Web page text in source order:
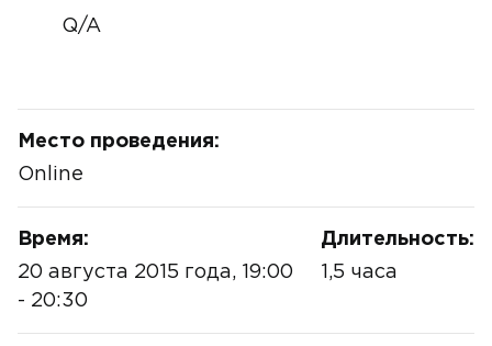
Q/A
Место проведения:
Online
Время:
20 августа 2015 года, 19:00
- 20:30
Длительность:
1,5 часа